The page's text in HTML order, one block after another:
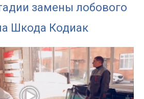
замены лобового
Шкода Кодиак